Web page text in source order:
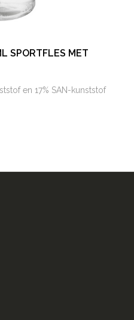
SPORTFLES MET
en 17% SAN-kunststof